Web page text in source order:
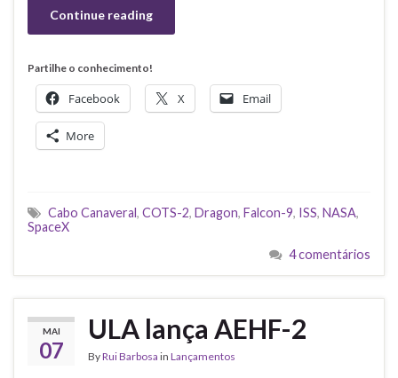
Continue reading
Partilhe o conhecimento!
Facebook X Email
More
Cabo Canaveral, COTS-2, Dragon, Falcon-9, ISS, NASA,
SpaceX
4 comentários
MAI
07
ULA lança AEHF-2
ByRui Barbosa in Lançamentos